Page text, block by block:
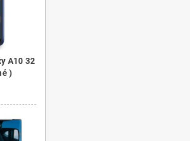
A10 32
)